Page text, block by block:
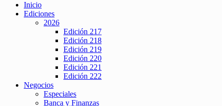
Inicio
Ediciones
2026
Edición 217
Edición 218
Edición 219
Edición 220
Edición 221
Edición 222
Negocios
Especiales
Banca y Finanzas